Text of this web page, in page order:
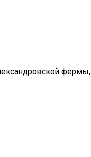
фермы,